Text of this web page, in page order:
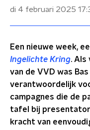
di 4 februari 2025
Een nieuwe week,
Ingelichte Kring. Als
van de VVD was
verantwoordelijk
campagnes die de
tafel bij presentator
kracht van